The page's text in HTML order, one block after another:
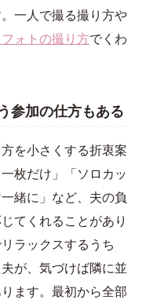
一人で撮る撮り方や
ォトの撮り方でくわ
参加の仕方もある
を小さくする折衷案
枚だけ」「ソロカッ
緒に」など、夫の負
てくれることがあり
ラックスするうち
が、気づけば隣に並
ます。最初から全部